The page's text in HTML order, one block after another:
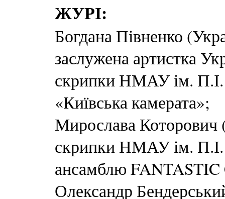
ЖУРІ:
Богдана Півненко
заслужена артистка
скрипки НМАУ ім. П.І.
«Київська камерата»;
Мирослава Которович
скрипки НМАУ ім. П.І.
ансамблю
Олександр